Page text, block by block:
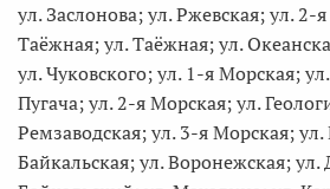
ул. Заслонова; ул. Ржевская; ул. 2-
Таёжная; ул. Таёжная; ул.
ул. Чуковского; ул. 1-я Морская;
Пугача; ул. 2-я Морская; ул.
Ремзаводская; ул. 3-я Морская;
Байкальская; ул. Воронежская;